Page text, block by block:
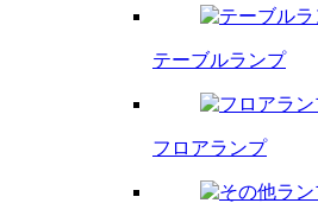
テーブルランプ
フロアランプ